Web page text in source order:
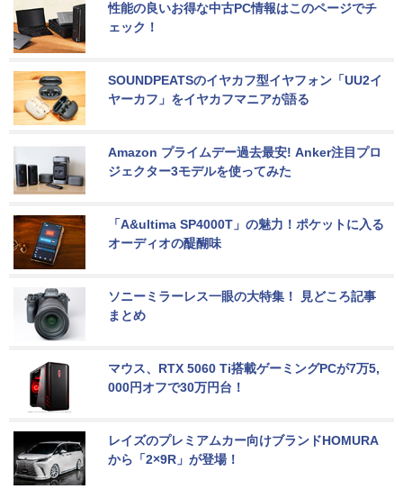
性能の良いお得な中古PC情報はこのページでチ
ェック！
SOUNDPEATSのイヤカフ型イヤフォン「UU2イ
ヤーカフ」をイヤカフマニアが語る
Amazon プライムデー過去最安! Anker注目プロ
ジェクター3モデルを使ってみた
「A&ultima SP4000T」の魅力！ポケットに入る
オーディオの醍醐味
ソニーミラーレス一眼の大特集！ 見どころ記事
まとめ
マウス、RTX 5060 Ti搭載ゲーミングPCが7万5,
000円オフで30万円台！
レイズのプレミアムカー向けブランドHOMURA
から「2×9R」が登場！